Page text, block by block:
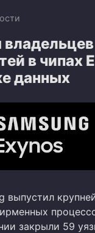
в чипах
данных
выпустил
закрыли 59